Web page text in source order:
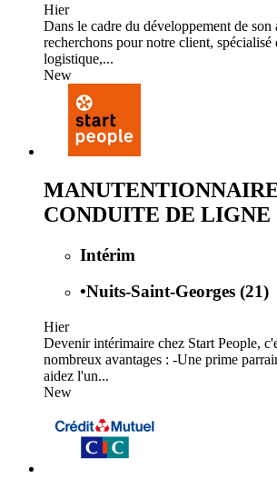
Hier
Dans le cadre du développement de son
recherchons pour notre client, spécialisé
logistique,...
New
CONDUITE DE LIGNE
Intérim
•Nuits-Saint-Georges (21)
Hier
Devenir intérimaire chez Start People,
nombreux avantages : -Une prime
aidez l'un...
New